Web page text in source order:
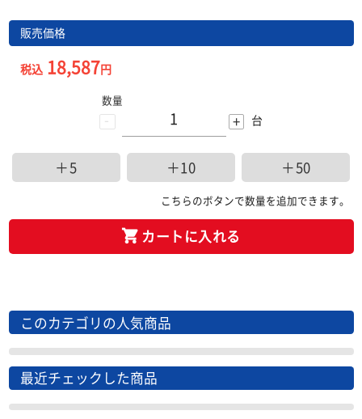
販売価格
税込18,587円
-
数量
+ 台
＋5 ＋10 ＋50
こちらのボタンで数量を追加できます。
カートに入れる
このカテゴリの人気商品
最近チェックした商品